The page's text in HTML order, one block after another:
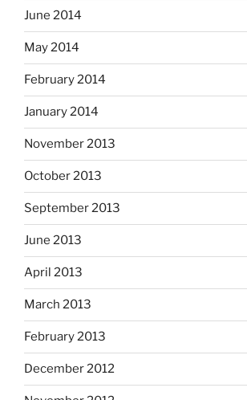
June 2014
May 2014
February 2014
January 2014
November 2013
October 2013
September 2013
June 2013
April 2013
March 2013
February 2013
December 2012